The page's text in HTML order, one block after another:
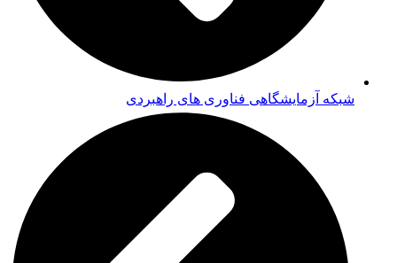
شبکه آزمایشگاهی فناوری های راهبردی